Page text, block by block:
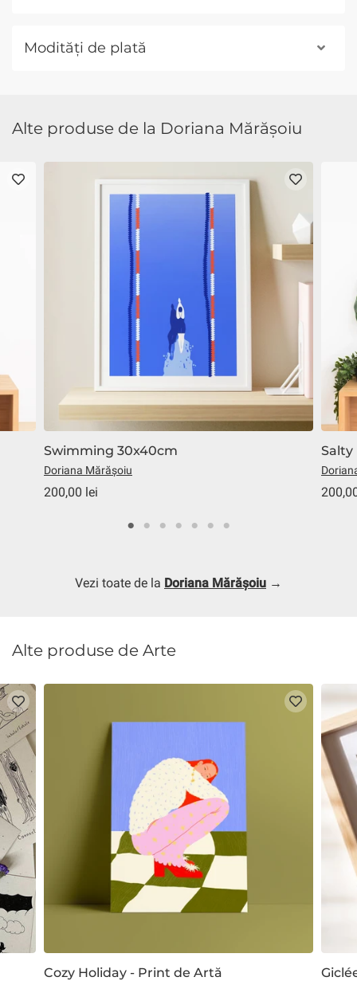
Modități de plată
Alte produse de la Doriana Mărășoiu
Swimming 30x40cm
Doriana Mărășoiu
200,00 lei
Vezi toate de la Doriana Mărășoiu →
Alte produse de Arte
Cozy Holiday - Print de Artă